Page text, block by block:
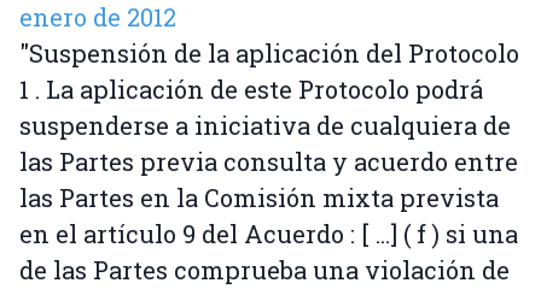
enero de 2012
"Suspensión de la aplicación del Protocolo
1 . La aplicación de este Protocolo podrá
suspenderse a iniciativa de cualquiera de
las Partes previa consulta y acuerdo entre
las Partes en la Comisión mixta prevista
en el artículo 9 del Acuerdo : [ ...] ( f ) si una
de las Partes comprueba una violación de